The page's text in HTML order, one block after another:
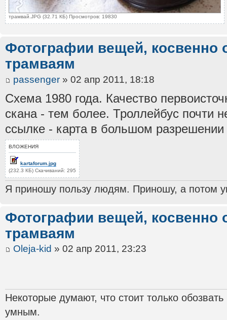
трамвай.JPG (32.71 КБ) Просмотров: 19830
Фотографии вещей, косвенно
трамваям
passenger » 02 апр 2011, 18:18
Схема 1980 года. Качество
скана - тем более. Троллейбус почти
ссылке - карта в большом разрешении
ВЛОЖЕНИЯ
kartaforum.jpg
(232.3 КБ) Скачиваний: 295
Я приношу пользу людям. Приношу, а потом
Фотографии вещей, косвенно
трамваям
Oleja-kid » 02 апр 2011, 23:23
Некоторые думают, что стоит только
умным.